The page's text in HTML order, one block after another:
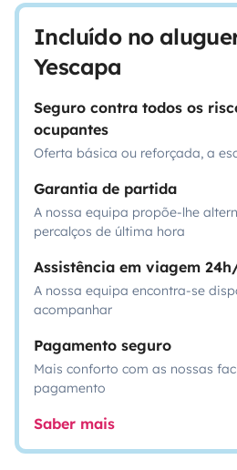
Incluído no
Yescapa
Seguro contra todos os
ocupantes
Oferta básica ou reforçada, a
Garantia de partida
A nossa equipa propõe-lhe
percalços de última hora
Assistência em viagem
A nossa equipa encontra-se
acompanhar
Pagamento seguro
Mais conforto com as nossas
pagamento
Saber mais